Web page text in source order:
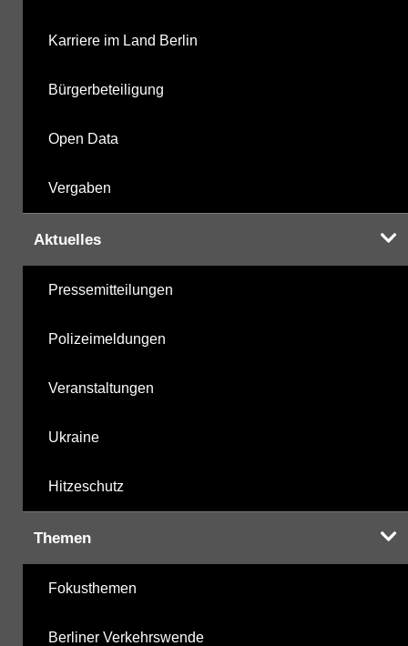
Karriere im Land Berlin
Bürgerbeteiligung
Open Data
Vergaben
Aktuelles
Pressemitteilungen
Polizeimeldungen
Veranstaltungen
Ukraine
Hitzeschutz
Themen
Fokusthemen
Berliner Verkehrswende